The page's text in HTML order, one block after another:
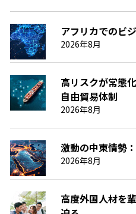
アフリカでのビ
2026年8月
高リスクが常態
自由貿易体制
2026年8月
激動の中東情勢
2026年8月
高度外国人材を